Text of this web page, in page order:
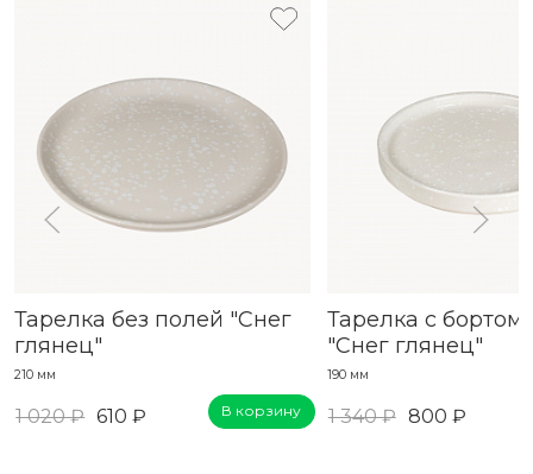
Тарелка без полей "Снег
глянец"
210 мм
1 020 ₽ 610 ₽ В корзину
Тарелка с
"Снег глянец"
190 мм
1 340 ₽ 800 ₽